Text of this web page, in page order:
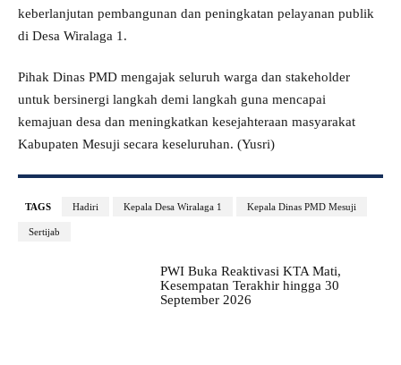
keberlanjutan pembangunan dan peningkatan pelayanan publik
di Desa Wiralaga 1.
Pihak Dinas PMD mengajak seluruh warga dan stakeholder
untuk bersinergi langkah demi langkah guna mencapai
kemajuan desa dan meningkatkan kesejahteraan masyarakat
Kabupaten Mesuji secara keseluruhan. (Yusri)
TAGS Hadiri Kepala Desa Wiralaga 1 Kepala Dinas PMD Mesuji
Sertijab
PWI Buka Reaktivasi KTA Mati,
Kesempatan Terakhir hingga 30
September 2026